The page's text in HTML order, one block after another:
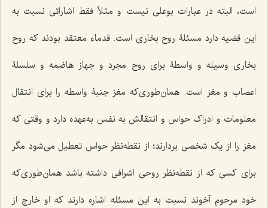
است، البته در عبارات بوعلی نیست و مثلاً فقط اشاراتی نسبت به
این قضیه دارد مسئلۀ روح بخاری است. قدماء معتقد بودند که روح
بخاری وسیله و واسطۀ برای روح مجرد و جهاز هاضمه و سلسلۀ
اعصاب و مغز است. همان‌طوری‌که مغز جنبۀ واسطه را برای انتقال
معلومات و ادراک حواس و انتقالش به نفس به‌عهده دارد و وقتی که
مغز را از یک شخصی بردارند؛ از نقطه‌نظر حواس تعطیل می‌شود مگر
برای کسی که از نقطه‌نظر روحی اشرافی داشته باشد همان‌طوری‌که
خود مرحوم آخوند نسبت به این مسئله اشاره دارند که او خارج از